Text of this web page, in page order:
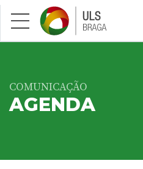
Saltar para conteúdo principal
COMUNICAÇÃO
AGENDA